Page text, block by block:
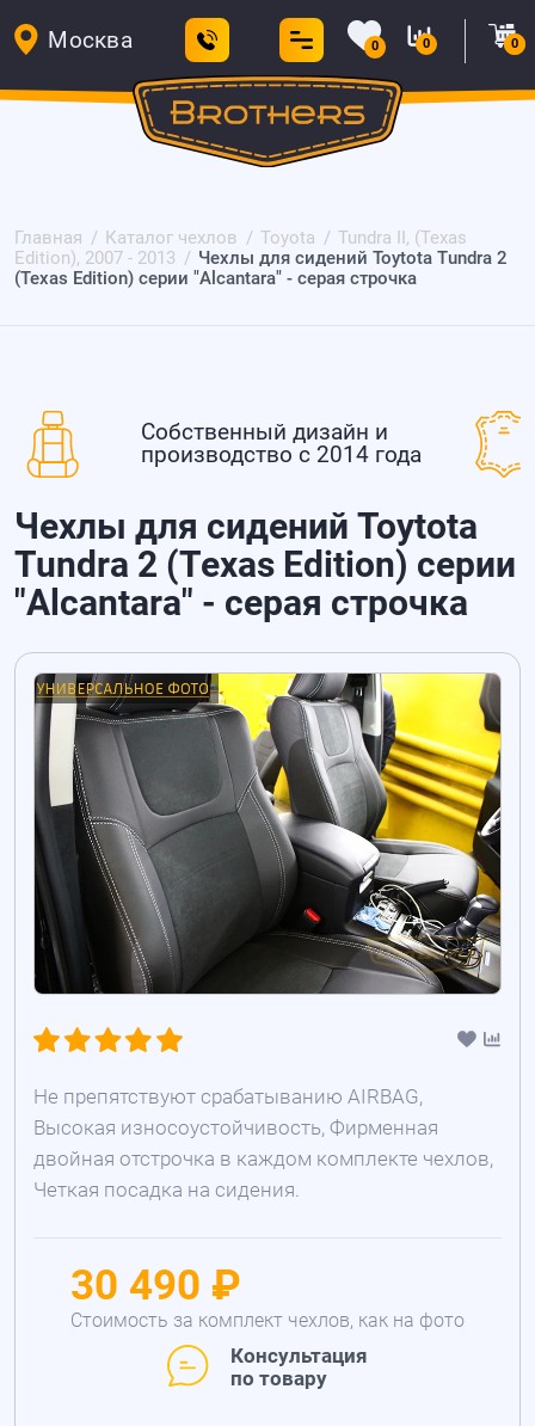
Москва 0 0 0
Главная Каталог чехлов Toyota
Tundra II, (Texas
Edition), 2007 - 2013
Чехлы для сидений Toytota Tundra 2
(Texas Edition) серии "Alcantara" - серая строчка
Собственный дизайн и
производство с 2014 года
Чехлы для сидений Toytota
Tundra 2 (Texas Edition) серии
"Alcantara" - серая строчка
Не препятствуют срабатыванию AIRBAG,
Высокая износоустойчивость, Фирменная
двойная отстрочка в каждом комплекте чехлов,
Четкая посадка на сидения.
30 490 ₽
Стоимость за комплект чехлов, как на фото
Консультация
по товару